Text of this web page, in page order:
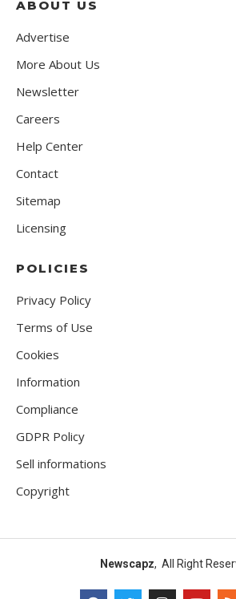
ABOUT US
Advertise
More About Us
Newsletter
Careers
Help Center
Contact
Sitemap
Licensing
POLICIES
Privacy Policy
Terms of Use
Cookies
Information
Compliance
GDPR Policy
Sell informations
Copyright
Newscapz, All Right